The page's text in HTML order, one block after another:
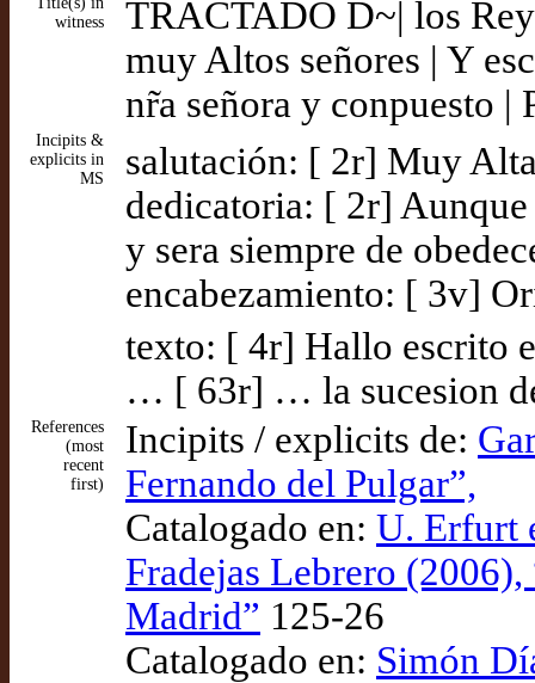
witness
TRACTADO D~| los
muy Altos señores | Y
nr̃a señora y conpuesto |
Incipits &
explicits in
MS
salutación: [ 2r] Muy
dedicatoria: [ 2r]
y sera siempre de
encabezamiento: [ 3v]
texto: [ 4r] Hallo escrito
… [ 63r] … la sucesion de
References
(most
recent
first)
Incipits / explicits de:
Fernando del Pulgar”,
Catalogado en: U. Erfurt
Fradejas Lebrero
Madrid” 125-26
Catalogado en: Simón